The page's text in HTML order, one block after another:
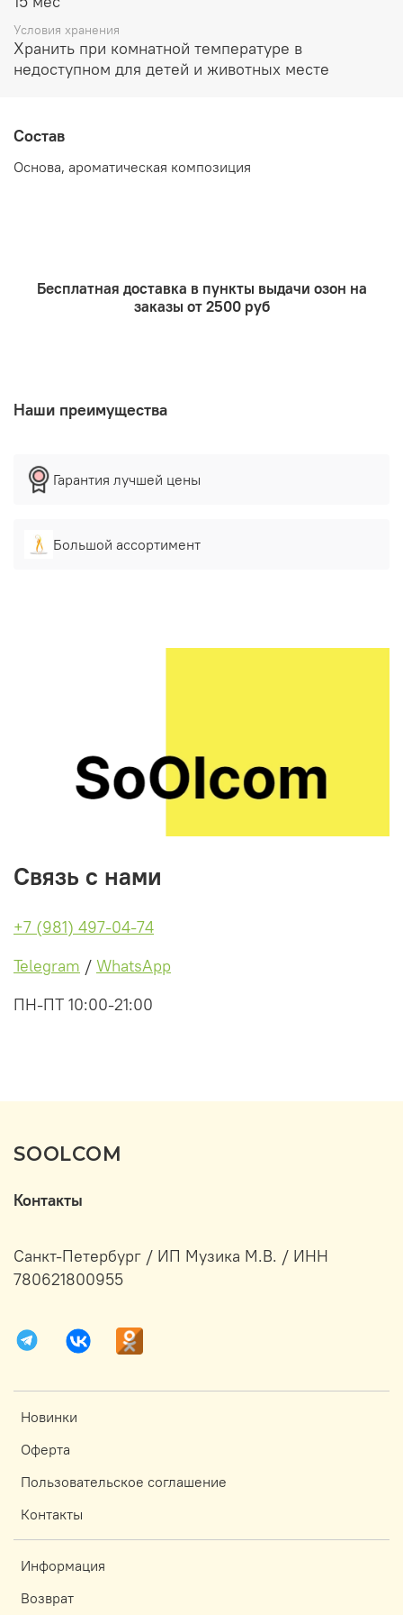
Условия хранения
Хранить при комнатной температуре в
недоступном для детей и животных месте
Состав
Основа, ароматическая композиция
Бесплатная доставка в пункты выдачи озон на
заказы от 2500 руб
Наши преимущества
Гарантия лучшей цены
Большой ассортимент
Связь с нами
+7 (981) 497-04-74
Telegram / WhatsApp
ПН-ПТ 10:00-21:00
SOOLCOM
Новинки
Оферта
Пользовательское соглашение
Контакты
Информация
Возврат
Контакты
Санкт-Петербург / ИП Музика М.В. / ИНН
780621800955